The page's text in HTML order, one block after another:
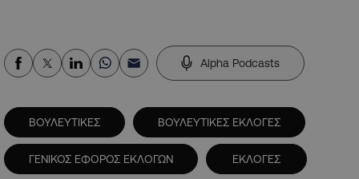
Alpha Podcasts
ΒΟΥΛΕΥΤΙΚΕΣ ΒΟΥΛΕΥΤΙΚΕΣ ΕΚΛΟΓΕΣ
ΓΕΝΙΚΟΣ ΕΦΟΡΟΣ ΕΚΛΟΓΩΝ ΕΚΛΟΓΕΣ